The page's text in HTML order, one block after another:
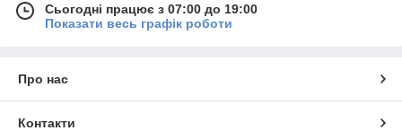
Сьогодні працює з 07:00 до 19:00
Показати весь графік роботи
Про нас
Контакти